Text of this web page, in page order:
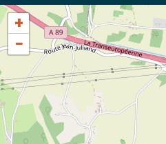
+
−